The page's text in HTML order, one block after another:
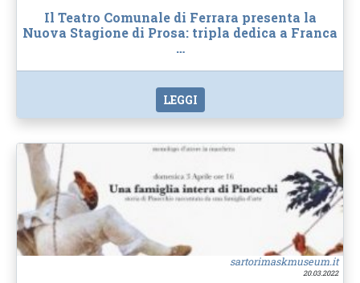
Il Teatro Comunale di Ferrara presenta la
Nuova Stagione di Prosa: tripla dedica a Franca
…
LEGGI
sartorimaskmuseum.it
20.03.2022